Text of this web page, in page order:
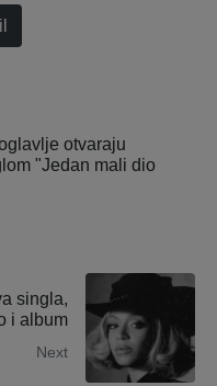
otvaraju
"Jedan mali dio
singla,
i album
Next